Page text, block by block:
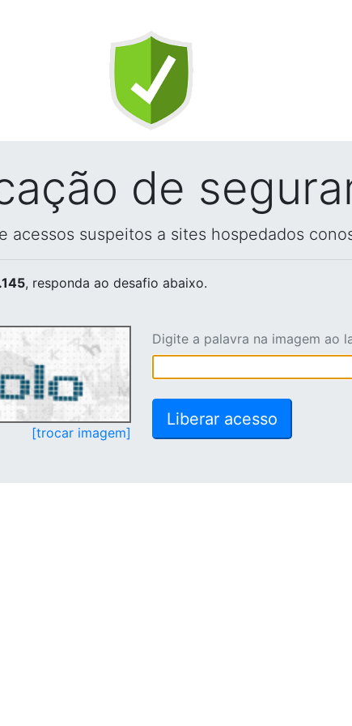
de
acessos suspeitos a sites hospedados
, responda ao desafio abaixo.
[trocar imagem]
Digite a palavra na imagem ao